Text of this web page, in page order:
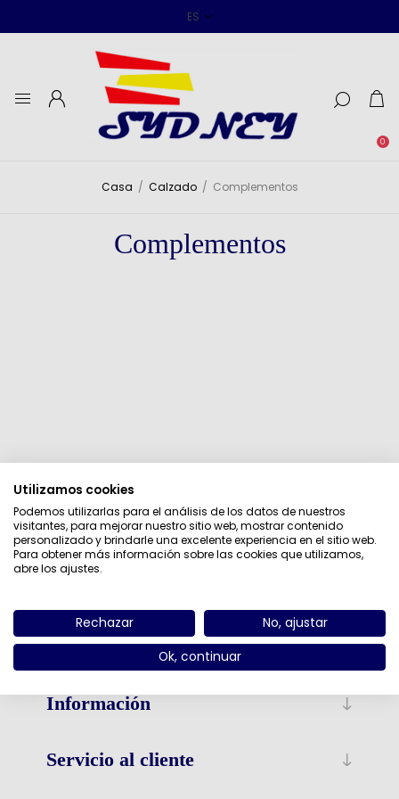
0
Casa / Calzado / Complementos
Categorías
Fabricantes
Etiquetas populares
Complementos
Información
Servicio al cliente
Utilizamos cookies
Podemos utilizarlas para el análisis de los datos de nuestros
visitantes, para mejorar nuestro sitio web, mostrar contenido
personalizado y brindarle una excelente experiencia en el sitio web.
Para obtener más información sobre las cookies que utilizamos,
abre los ajustes.
Rechazar
No, ajustar
Ok, continuar